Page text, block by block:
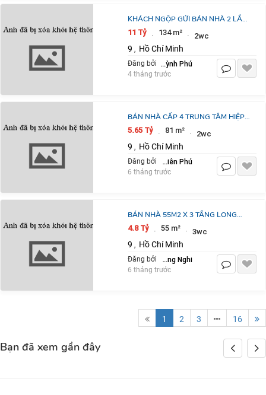
KHÁCH NGỘP GỬI BÁN NHÀ 2 LẦU
MT NGUYỄN XIỂN QUẬN 9, NGANG
7.3M, DT 134.8M2, GIÁ THỎA
THUẬN
11 Tỷ · 134 m² · 2wc
9 , Hồ Chí Minh
Đăng bởi Huỳnh Phú
4 tháng trước
BÁN NHÀ CẤP 4 TRUNG TÂM HIỆP
PHÚ, 81M2. GẦN METRO, VINCOM
LÊ VĂN VIỆT GIÁ NHỈNH 5 TỶ
5.65 Tỷ · 81 m² · 2wc
9 , Hồ Chí Minh
Đăng bởi Chắng Thiên Phú
6 tháng trước
BÁN NHÀ 55M2 X 3 TẦNG LONG
TRƯỜNG ,QUẬN 9 NGANG HIẾM
5.5M , HXH ĐƯỜNG 6M ,GIÁ CHỈ 4
TỶ 800
4.8 Tỷ · 55 m² · 3wc
9 , Hồ Chí Minh
Đăng bởi Nguyễn Hồng Nghi
6 tháng trước
1 2 3 16
Bạn đã xem gần đây